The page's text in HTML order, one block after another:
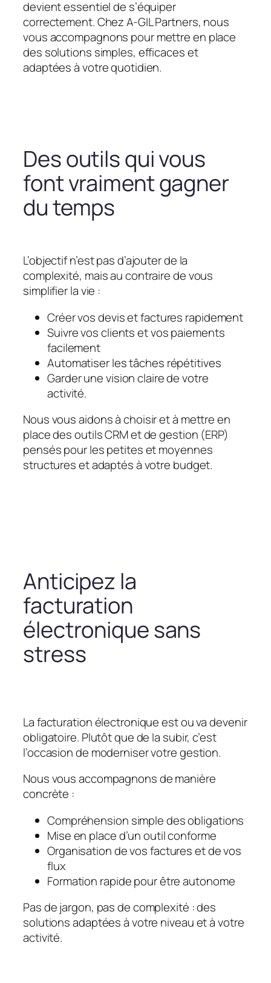
devient essentiel de s’équiper
correctement. Chez A-GIL Partners, nous
vous accompagnons pour mettre en place
des solutions simples, efficaces et
adaptées à votre quotidien.
Des outils qui vous
font vraiment gagner
du temps
L’objectif n’est pas d’ajouter de la
complexité, mais au contraire de vous
simplifier la vie :
Créer vos devis et factures rapidement
Suivre vos clients et vos paiements
facilement
Automatiser les tâches répétitives
Garder une vision claire de votre
activité.
Nous vous aidons à choisir et à mettre en
place des outils CRM et de gestion (ERP)
pensés pour les petites et moyennes
structures et adaptés à votre budget.
Anticipez la
facturation
électronique sans
stress
La facturation électronique est ou va devenir
obligatoire. Plutôt que de la subir, c’est
l’occasion de moderniser votre gestion.
Nous vous accompagnons de manière
concrète :
Compréhension simple des obligations
Mise en place d’un outil conforme
Organisation de vos factures et de vos
flux
Formation rapide pour être autonome
Pas de jargon, pas de complexité : des
solutions adaptées à votre niveau et à votre
activité.